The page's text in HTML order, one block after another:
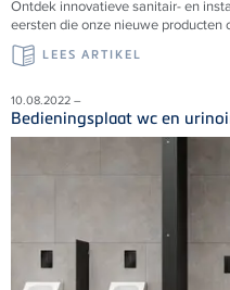
Ontdek innovatieve sanitair- en
eersten die onze nieuwe producten
LEES ARTIKEL
10.08.2022 –
Bedieningsplaat wc en